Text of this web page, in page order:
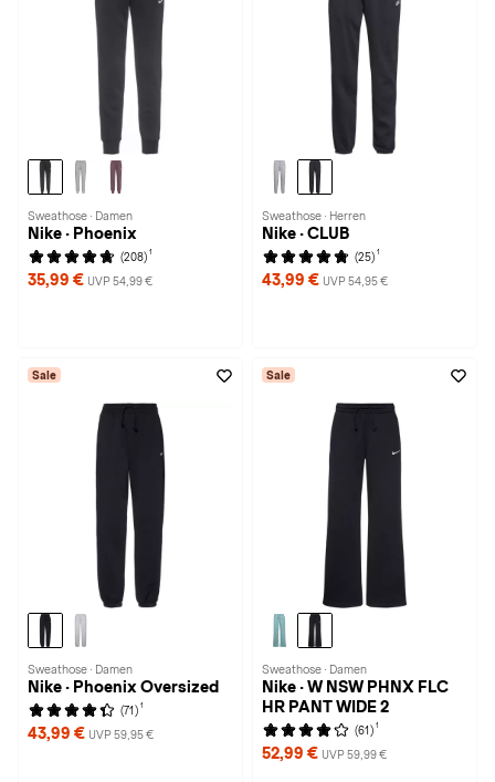
Sweathose · Damen
Nike · Phoenix
(208) 1
35,99 € UVP 54,99 €
Sweathose · Herren
Nike · CLUB
(25) 1
43,99 € UVP 54,95 €
Sale
Sweathose · Damen
Nike · Phoenix Oversized
(71) 1
43,99 € UVP 59,95 €
Sale
Sweathose · Damen
Nike · W NSW PHNX FLC
HR PANT WIDE 2
(61) 1
52,99 € UVP 59,99 €